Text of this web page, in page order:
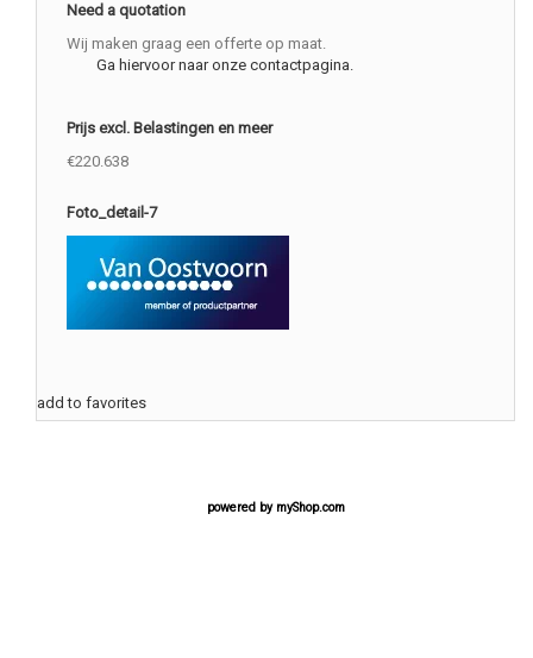
Need a quotation
Wij maken graag een offerte op maat.
Ga hiervoor naar onze contactpagina.
Prijs excl. Belastingen en meer
€220.638
Foto_detail-7
add to favorites
powered by myShop.com